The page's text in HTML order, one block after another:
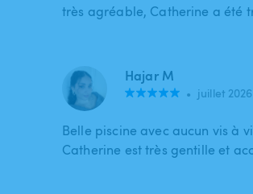
très agréable, Catherine a été
Hajar M
• juillet 2026
Belle piscine avec aucun vis à
Catherine est très gentille et